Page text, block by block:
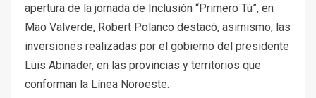
apertura de la jornada de Inclusión “Primero Tú”, en
Mao Valverde, Robert Polanco destacó, asimismo, las
inversiones realizadas por el gobierno del presidente
Luis Abinader, en las provincias y territorios que
conforman la Línea Noroeste.